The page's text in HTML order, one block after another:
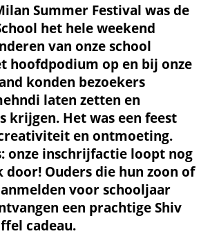
Summer Festival was de
het hele weekend
van onze school
hoofdpodium op en bij onze
konden bezoekers
laten zetten en
Het was een feest
en ontmoeting.
onze inschrijfactie loopt nog
door! Ouders die hun zoon of
voor schooljaar
een prachtige Shiv
cadeau.